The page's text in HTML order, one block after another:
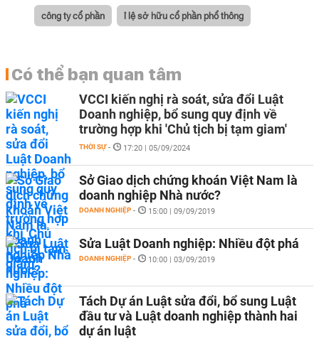
công ty cổ phần ỉ lệ sở hữu cổ phần phổ thông
Có thể bạn quan tâm
VCCI kiến nghị rà soát, sửa đổi Luật
Doanh nghiệp, bổ sung quy định về
trường hợp khi 'Chủ tịch bị tạm giam'
THỜI SỰ - 17:20 | 05/09/2024
Sở Giao dịch chứng khoán Việt Nam là
doanh nghiệp Nhà nước?
DOANH NGHIỆP - 15:00 | 09/09/2019
Sửa Luật Doanh nghiệp: Nhiều đột phá
DOANH NGHIỆP - 10:00 | 03/09/2019
Tách Dự án Luật sửa đổi, bổ sung Luật
đầu tư và Luật doanh nghiệp thành hai
dự án luật